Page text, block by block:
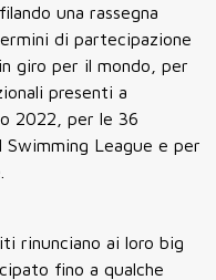
una rassegna
di partecipazione
giro per il mondo, per
presenti a
2022, per le 36
League e per
rinunciano ai loro big
fino a qualche